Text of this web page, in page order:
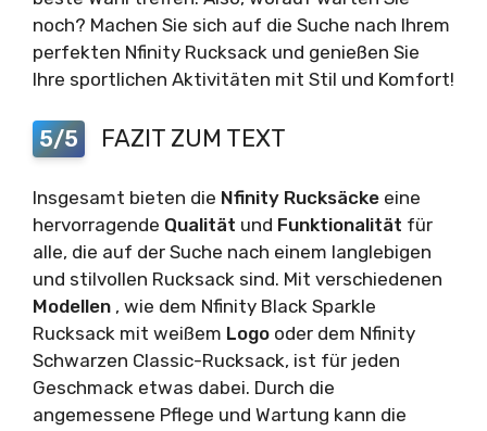
noch? Machen Sie sich auf die Suche nach Ihrem
perfekten Nfinity Rucksack und genießen Sie
Ihre sportlichen Aktivitäten mit Stil und Komfort!
5/5 FAZIT ZUM TEXT
Insgesamt bieten die Nfinity Rucksäcke eine
hervorragende Qualität und Funktionalität für
alle, die auf der Suche nach einem langlebigen
und stilvollen Rucksack sind. Mit verschiedenen
Modellen , wie dem Nfinity Black Sparkle
Rucksack mit weißem Logo oder dem Nfinity
Schwarzen Classic-Rucksack, ist für jeden
Geschmack etwas dabei. Durch die
angemessene Pflege und Wartung kann die